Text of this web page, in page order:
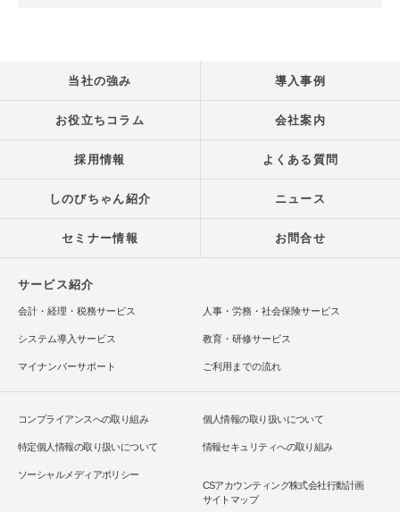
当社の強み 導入事例
お役立ちコラム 会社案内
採用情報 よくある質問
しのびちゃん紹介 ニュース
セミナー情報 お問合せ
サービス紹介
会計・経理・税務サービス 人事・労務・社会保険サービス
システム導入サービス 教育・研修サービス
マイナンバーサポート ご利用までの流れ
コンプライアンスへの取り組み 個人情報の取り扱いについて
特定個人情報の取り扱いについて 情報セキュリティへの取り組み
ソーシャルメディアポリシー
CSアカウンティング株式会社行動計画
サイトマップ